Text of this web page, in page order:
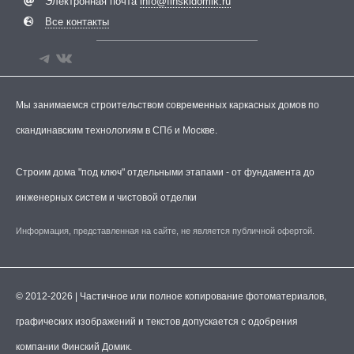
Все контакты
Мы занимаемся строительством современных каркасных домов по
скандинавским технологиям в СПб и Москве.
Строим дома "под ключ" отдельными этапами - от фундамента до
инженерных систем и чистовой отделки
Информация, представленная на сайте, не является публичной офертой.
© 2012-2026 | Частичное или полное копирование фотоматериалов,
графических изображений и текстов допускается с одобрения
компании Финский Домик.